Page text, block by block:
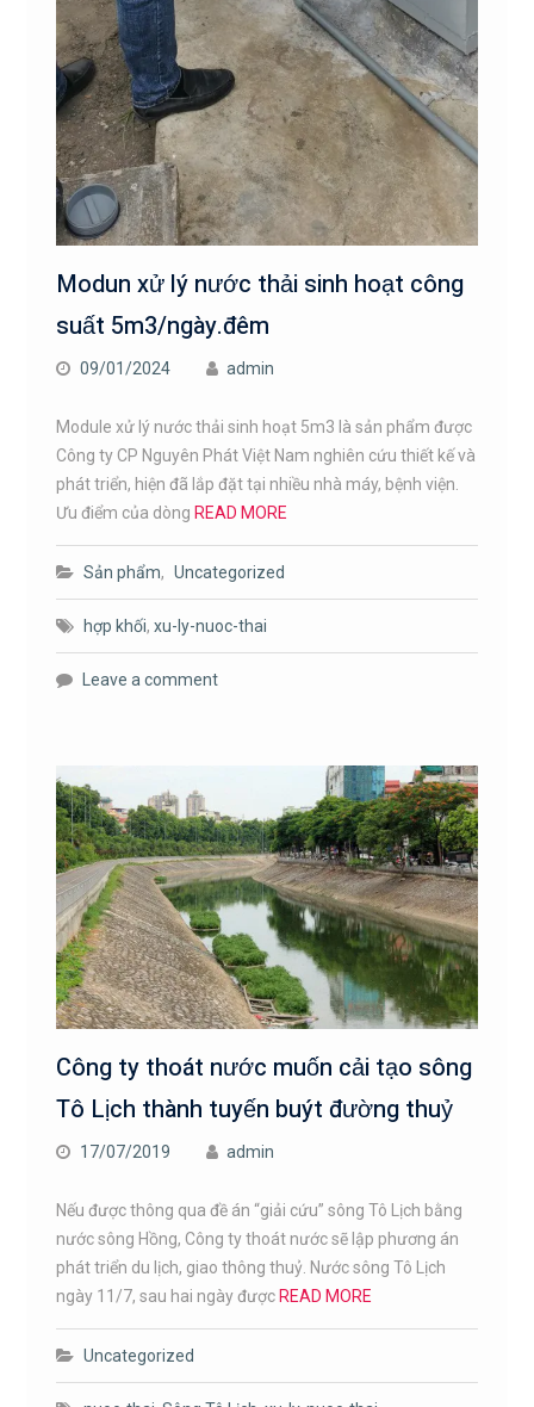
Modun xử lý nước thải sinh hoạt công
suất 5m3/ngày.đêm
09/01/2024 admin
Module xử lý nước thải sinh hoạt 5m3 là sản phẩm được
Công ty CP Nguyên Phát Việt Nam nghiên cứu thiết kế và
phát triển, hiện đã lắp đặt tại nhiều nhà máy, bệnh viện.
Ưu điểm của dòng READ MORE
Sản phẩm, Uncategorized
hợp khối, xu-ly-nuoc-thai
Leave a comment
Công ty thoát nước muốn cải tạo sông
Tô Lịch thành tuyến buýt đường thuỷ
17/07/2019 admin
Nếu được thông qua đề án “giải cứu” sông Tô Lịch bằng
nước sông Hồng, Công ty thoát nước sẽ lập phương án
phát triển du lịch, giao thông thuỷ. Nước sông Tô Lịch
ngày 11/7, sau hai ngày được READ MORE
Uncategorized